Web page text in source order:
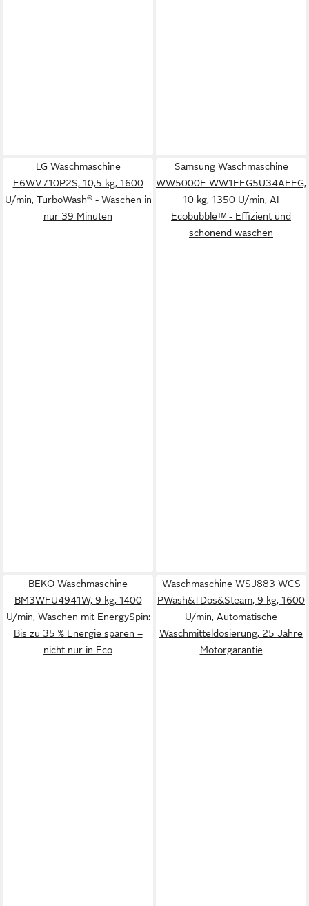
LG Waschmaschine
F6WV710P2S, 10,5 kg, 1600
U/min, TurboWash® - Waschen in
nur 39 Minuten
Samsung Waschmaschine
WW5000F WW1EFG5U34AEEG,
10 kg, 1350 U/min, AI
Ecobubbleᵀᴹ - Effizient und
schonend waschen
BEKO Waschmaschine
BM3WFU4941W, 9 kg, 1400
U/min, Waschen mit EnergySpin:
Bis zu 35 % Energie sparen –
nicht nur in Eco
Waschmaschine WSJ883 WCS
PWash&TDos&Steam, 9 kg, 1600
U/min, Automatische
Waschmitteldosierung, 25 Jahre
Motorgarantie